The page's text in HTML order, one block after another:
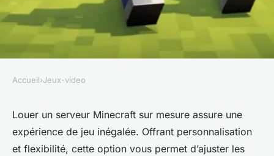
Rent a minecraft server
tailored to your gaming needs
Accueil›Jeux-video
Louer un serveur Minecraft sur mesure assure une
expérience de jeu inégalée. Offrant personnalisation
et flexibilité, cette option vous permet d’ajuster les